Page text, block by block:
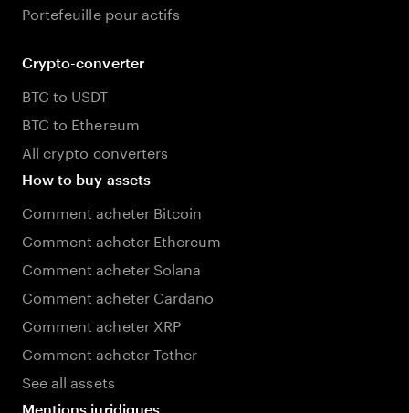
Portefeuille pour actifs
Crypto-converter
BTC to USDT
BTC to Ethereum
All crypto converters
How to buy assets
Comment acheter Bitcoin
Comment acheter Ethereum
Comment acheter Solana
Comment acheter Cardano
Comment acheter XRP
Comment acheter Tether
See all assets
Mentions juridiques